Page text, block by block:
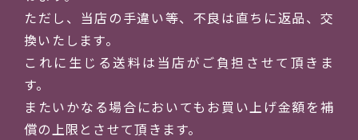
ただし、当店の手違い等、不良は直ちに返品、交
換いたします。
これに生じる送料は当店がご負担させて頂きま
す。
またいかなる場合においてもお買い上げ金額を補
償の上限とさせて頂きます。